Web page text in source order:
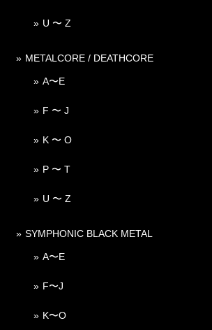
U 〜 Z
METALCORE / DEATHCORE
A〜E
F 〜 J
K 〜 O
P 〜 T
U 〜 Z
SYMPHONIC BLACK METAL
A〜E
F〜J
K〜O